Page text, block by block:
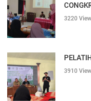
3220
3910